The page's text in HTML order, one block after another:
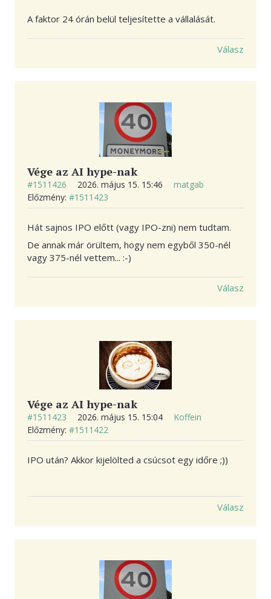
A faktor 24 órán belül teljesítette a vállalását.
Válasz
Vége az AI hype-nak
#1511426 2026. május 15. 15:46
matgab
Előzmény: #1511423
Hát sajnos IPO előtt (vagy IPO-zni) nem tudtam.
De annak már örültem, hogy nem egyből 350-nél
vagy 375-nél vettem... :-)
Válasz
Vége az AI hype-nak
#1511423 2026. május 15. 15:04
Koffein
Előzmény: #1511422
IPO után? Akkor kijelölted a csúcsot egy időre ;))
Válasz